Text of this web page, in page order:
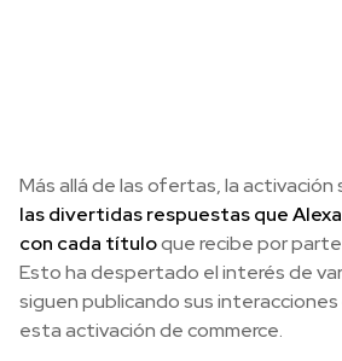
Más allá de las ofertas, la
las divertidas respuestas que
con cada títuloque recibe por
Esto ha despertado el interés de
siguen publicando sus
esta activación de commerce.